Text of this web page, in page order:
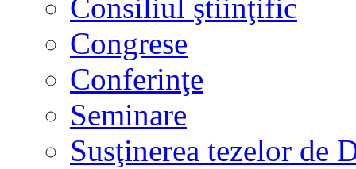
Consiliul ştiinţific
Congrese
Conferinţe
Seminare
Susţinerea tezelor de